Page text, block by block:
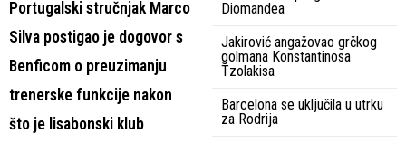
Portugalski stručnjak Marco
Silva postigao je dogovor s
Benficom o preuzimanju
trenerske funkcije nakon
što je lisabonski klub
Diomandea
Jakirović angažovao grčkog
golmana Konstantinosa
Tzolakisa
Barcelona se uključila u utrku
za Rodrija